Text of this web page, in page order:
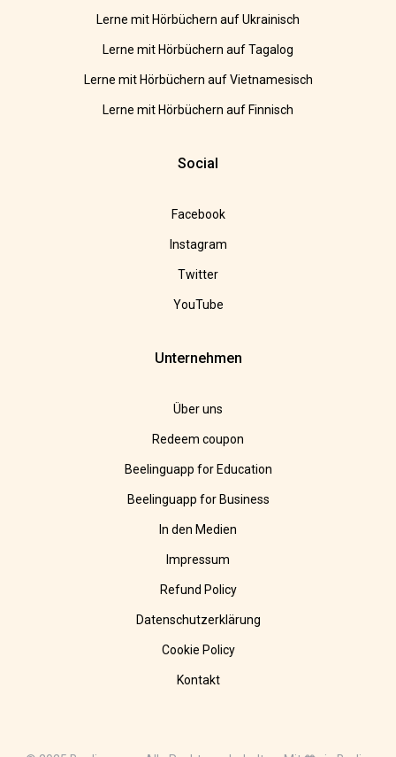
Lerne mit Hörbüchern auf Ukrainisch
Lerne mit Hörbüchern auf Tagalog
Lerne mit Hörbüchern auf Vietnamesisch
Lerne mit Hörbüchern auf Finnisch
Social
Facebook
Instagram
Twitter
YouTube
Unternehmen
Über uns
Redeem coupon
Beelinguapp for Education
Beelinguapp for Business
In den Medien
Impressum
Refund Policy
Datenschutzerklärung
Cookie Policy
Kontakt